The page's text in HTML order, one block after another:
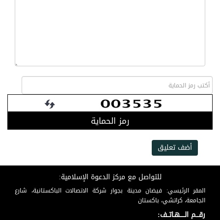
رمز الحماية
أضف تعليق
للتواصل مع مركز الدعوة الإسلامية:
المقر الرئيسي: فيضان مدينة بجوار شركة الاتصالات الباكستانية، شارع
الجامعة، كراتشي، باكستان
رقـــم الـــــهـاتــف: